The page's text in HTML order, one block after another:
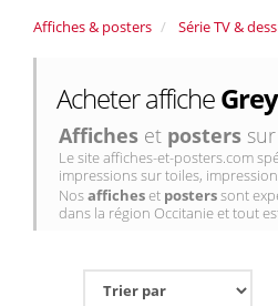
Affiches & posters Série TV &
Acheter affiche
Affiches et posters
Le site affiches-et-posters.com
impressions sur toiles,
Nosafficheset posterssont
dans la région Occitanie et tout